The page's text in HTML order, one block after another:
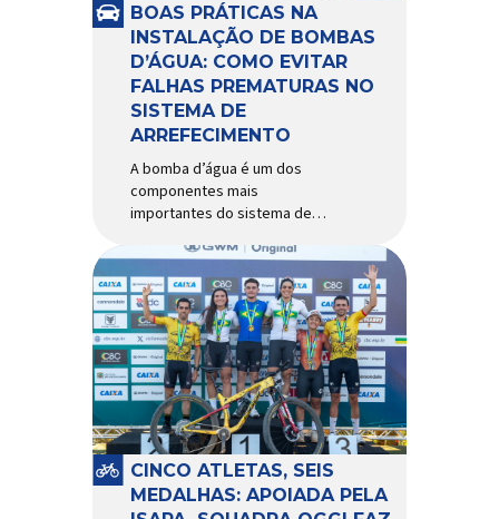
mais reconhecida no Brasil.
Importada e distribuída […]
BOAS PRÁTICAS NA
INSTALAÇÃO DE BOMBAS
D’ÁGUA: COMO EVITAR
FALHAS PREMATURAS NO
SISTEMA DE
ARREFECIMENTO
A bomba d’água é um dos
componentes mais
importantes do sistema de
garantir a circulação contínua
do líquido de arrefecimento
entre motor, radiador e demais
componentes do sistema,
controlando a temperatura de
operação e evitando
superaquecimentos. Por
trabalhar constantemente
enquanto o motor está em
funcionamento, a bomba
d’água exige não apenas […]
CINCO ATLETAS, SEIS
MEDALHAS: APOIADA PELA